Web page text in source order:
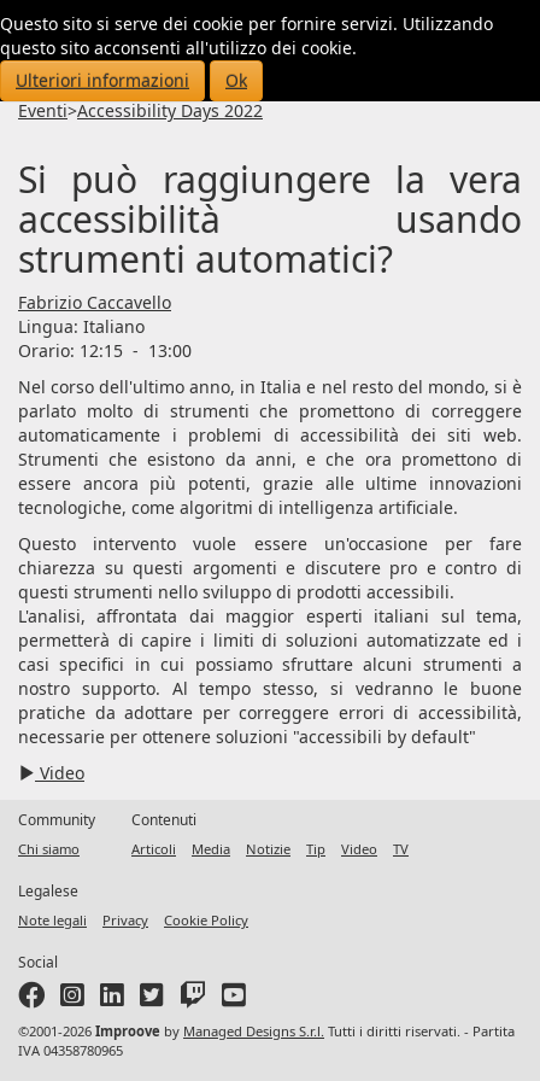
Questo sito si serve dei cookie per fornire servizi. Utilizzando
questo sito acconsenti all'utilizzo dei cookie.
Ulteriori informazioni
Ok
Eventi>Accessibility Days 2022
Si può raggiungere la vera
accessibilità usando
strumenti automatici?
Fabrizio Caccavello
Lingua: Italiano
Orario: 12:15 - 13:00
Nel corso dell'ultimo anno, in Italia e nel resto del mondo, si è
parlato molto di strumenti che promettono di correggere
automaticamente i problemi di accessibilità dei siti web.
Strumenti che esistono da anni, e che ora promettono di
essere ancora più potenti, grazie alle ultime innovazioni
tecnologiche, come algoritmi di intelligenza artificiale.
Questo intervento vuole essere un'occasione per fare
chiarezza su questi argomenti e discutere pro e contro di
questi strumenti nello sviluppo di prodotti accessibili.
L'analisi, affrontata dai maggior esperti italiani sul tema,
permetterà di capire i limiti di soluzioni automatizzate ed i
casi specifici in cui possiamo sfruttare alcuni strumenti a
nostro supporto. Al tempo stesso, si vedranno le buone
pratiche da adottare per correggere errori di accessibilità,
necessarie per ottenere soluzioni "accessibili by default"
Video
Community
Chi siamo
Contenuti
Articoli Media Notizie Tip Video TV
Legalese
Note legali Privacy Cookie Policy
Social
©2001-2026 Improove by Managed Designs S.r.l. Tutti i diritti riservati. - Partita
IVA 04358780965